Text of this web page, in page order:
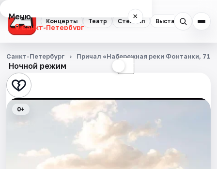
Концерты Театр Стендап Выставки
Меню ×
Санкт-Петербург
Концерты
Театр
Стендап
Экскурсии
Ночной режим ☾
Санкт-Петербург Причал «Набережная реки Фонтанки, 71»
0+